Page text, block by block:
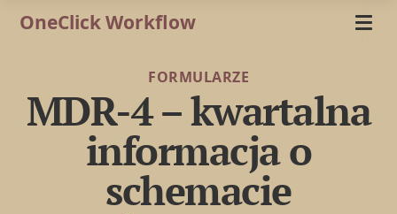
OneClick Workflow
FORMULARZE
MDR-4 – kwartalna
informacja o
schemacie